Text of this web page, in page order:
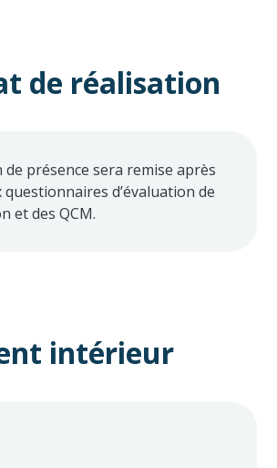
de réalisation
de présence sera remise après
d’évaluation de
et des QCM.
intérieur